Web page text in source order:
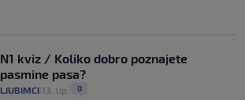
N1 kviz / Koliko dobro poznajete
pasmine pasa?
LJUBIMCI 13. lip. 0